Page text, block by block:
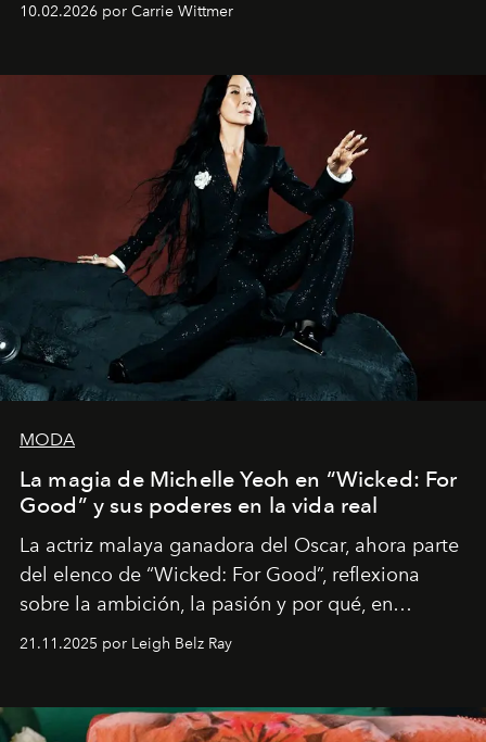
Barcelona", ha dividido su tiempo entre Europa y
dirigida por Maggie Gyllenhaal.
10.02.2026 por Carrie Wittmer
MODA
La magia de Michelle Yeoh en “Wicked: For
Good” y sus poderes en la vida real
La actriz malaya ganadora del Oscar, ahora parte
del elenco de “Wicked: For Good”, reflexiona
sobre la ambición, la pasión y por qué, en
ocasiones, la introspección puede esperar. “Es
importa si no lo entienden’”, confiesa.
21.11.2025 por Leigh Belz Ray